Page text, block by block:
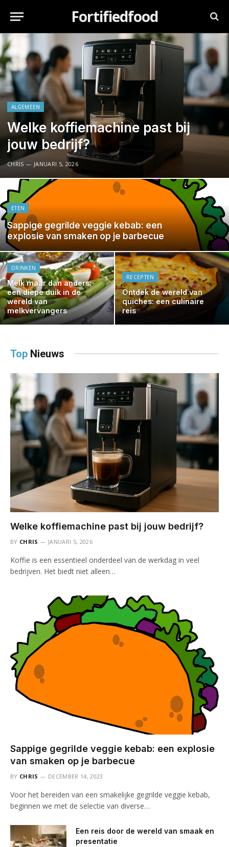
Fortifiedfood
ALGEMEEN
Welke koffiemachine past bij
jouw bedrijf?
CHRIS JANUARI 5, 2026
ETEN
Sappige gegrilde veggie kebab: een
explosie van smaken op je barbecue
DRINKEN
Melk maar dan anders:
een diepe duik in de
wereld van
melkvervangers
RECEPTEN
Ontdek de wereld van
quiches: een culinaire
reis
Top Nieuws
Welke koffiemachine past bij jouw bedrijf?
BY CHRIS JANUARI 5, 2026
Koffie is een essentieel onderdeel van de werkdag in veel
bedrijven. Het biedt niet alleen…
Sappige gegrilde veggie kebab: een explosie
van smaken op je barbecue
BY CHRIS DECEMBER 14, 2023
Voor het bereiden van een smakelijke gegrilde veggie kebab,
beginnen we met de selectie van diverse…
Een reis door de wereld van smaak en
presentatie